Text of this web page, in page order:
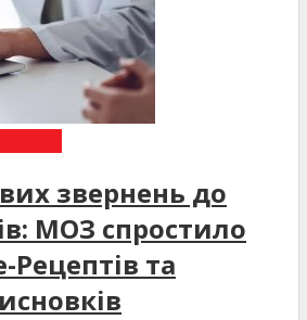
звернень до
МОЗ спростило
та